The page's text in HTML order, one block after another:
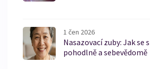
1 čen 2026
Nasazovací zuby: Jak se
pohodlně a sebevědomě